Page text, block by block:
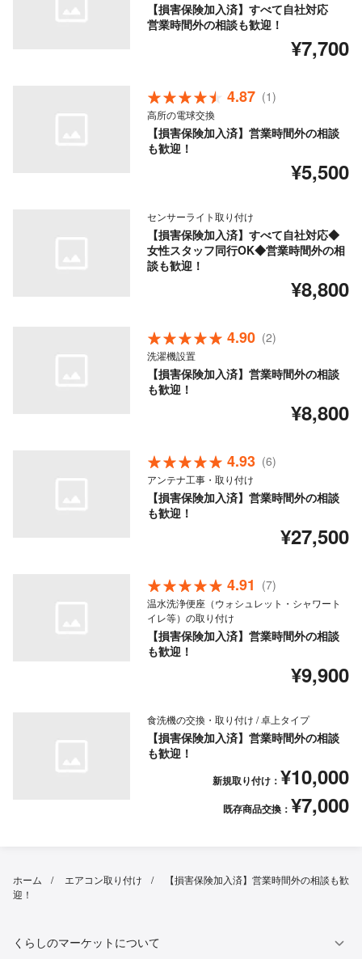
【損害保険加入済】すべて自社対応
営業時間外の相談も歓迎！
¥7,700
4.87 (1)
高所の電球交換
【損害保険加入済】営業時間外の相談
も歓迎！
¥5,500
センサーライト取り付け
【損害保険加入済】すべて自社対応◆
女性スタッフ同行OK◆営業時間外の相
談も歓迎！
¥8,800
4.90 (2)
洗濯機設置
【損害保険加入済】営業時間外の相談
も歓迎！
¥8,800
4.93 (6)
アンテナ工事・取り付け
【損害保険加入済】営業時間外の相談
も歓迎！
¥27,500
4.91 (7)
温水洗浄便座（ウォシュレット・シャワート
イレ等）の取り付け
【損害保険加入済】営業時間外の相談
も歓迎！
¥9,900
食洗機の交換・取り付け / 卓上タイプ
【損害保険加入済】営業時間外の相談
も歓迎！
新規取り付け： ¥10,000
既存商品交換： ¥7,000
ホーム エアコン取り付け
【損害保険加入済】営業時間外の相談も歓
迎！
くらしのマーケットについて